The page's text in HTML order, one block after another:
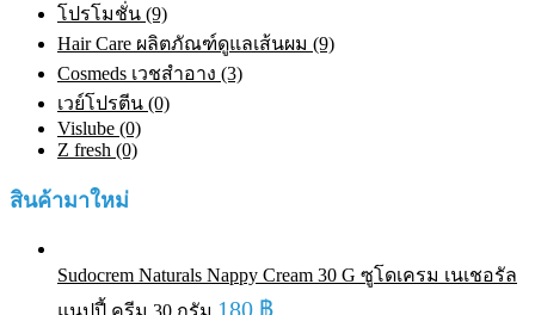
โปรโมชั่น (9)
Hair Care ผลิตภัณฑ์ดูแลเส้นผม (9)
Cosmeds เวชสําอาง (3)
เวย์โปรตีน (0)
Vislube (0)
Z fresh (0)
สินค้ามาใหม่
Sudocrem Naturals Nappy Cream 30 G ซูโดเครม เนเชอรัล
แนปปี้ ครีม 30 กรัม 180 ฿